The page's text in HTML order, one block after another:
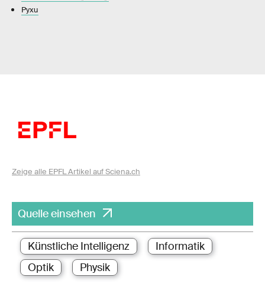
Pyxu
Zeige alle EPFL Artikel auf Sciena.ch
Quelle einsehen
Künstliche Intelligenz
Informatik
Optik
Physik